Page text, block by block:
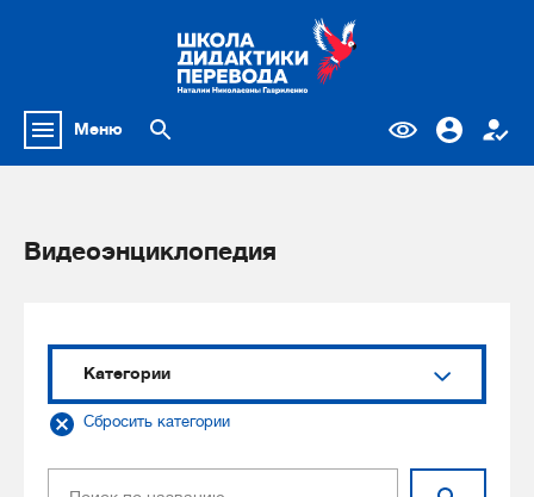
Меню
Видеоэнциклопедия
Категории
Сбросить категории